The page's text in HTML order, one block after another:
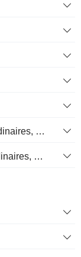
Résultat net pour les actionnaires ordinaires, éléments exceptionnels inclus.
Revenu net pour les actionnaires ordinaires, hors éléments exceptionnelsRésultat net pour les actionnaires ordinaires, éléments exceptionnels exclus.